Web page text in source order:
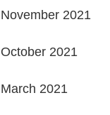
November 2021
October 2021
March 2021